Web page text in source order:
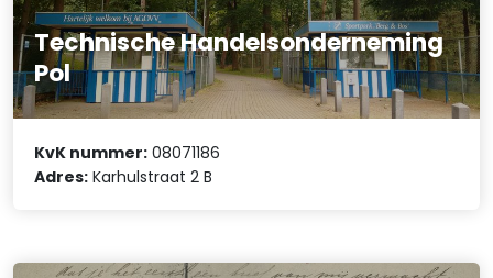
Technische Handelsonderneming
Pol
KvK nummer: 08071186
Adres: Karhulstraat 2 B